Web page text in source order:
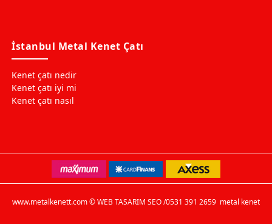
İstanbul Metal Kenet Çatı
Kenet çatı nedir
Kenet çatı iyi mi
Kenet çatı nasıl
www.metalkenett.com © WEB TASARIM SEO /0531 391 2659 metal kenet